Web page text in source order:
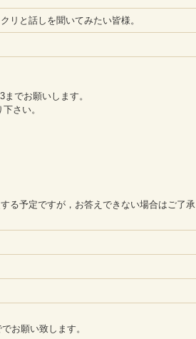
リと話しを聞いてみたい皆様。
でお願いします。
さい。
る予定ですが，お答えできない場合はご了承
お願い致します。